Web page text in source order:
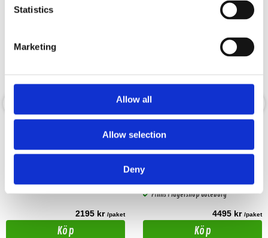
Statistics
Marketing
Allow all
Allow selection
Deny
Apocalypse AP-M81AC PRO
8" Mellanregister 300W RMS
Hos leverantör 3+ dagar
2195 kr /paket
Köp
Apocalypse AP-M81AC NEO
Sport
8" Mellanregister 300W RMS Nya NEO
versionen!!
Snabblager 1-3 dagar
Finns i lagershop Göteborg
4495 kr /paket
Köp